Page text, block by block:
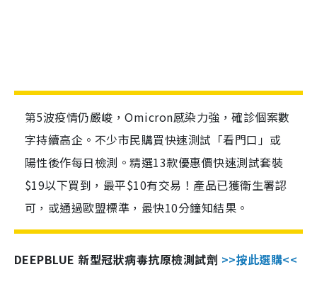
第5波疫情仍嚴峻，Omicron感染力強，確診個案數
字持續高企。不少市民購買快速測試「看門口」或
陽性後作每日檢測。精選13款優惠價快速測試套裝
$19以下買到，最平$10有交易！產品已獲衛生署認
可，或通過歐盟標準，最快10分鐘知結果。
DEEPBLUE 新型冠狀病毒抗原檢測試劑 >>按此選購<<